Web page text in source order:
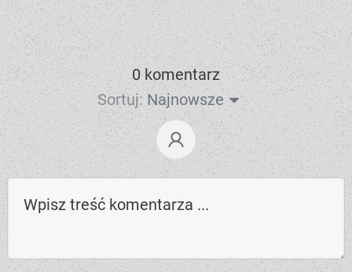
0 komentarz
Sortuj: Najnowsze